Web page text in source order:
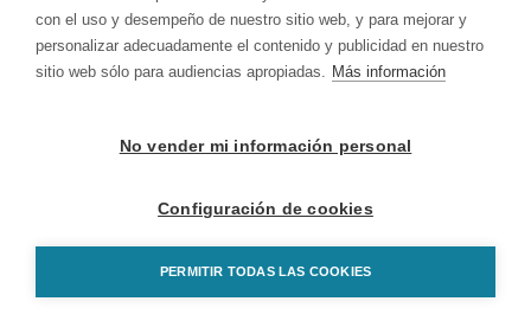
con el uso y desempeño de nuestro sitio web, y para mejorar y
personalizar adecuadamente el contenido y publicidad en nuestro
sitio web sólo para audiencias apropiadas. Más información
No vender mi información personal
Configuración de cookies
PERMITIR TODAS LAS COOKIES